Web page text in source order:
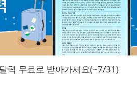
력 무료로 받아가세요(~7/31)